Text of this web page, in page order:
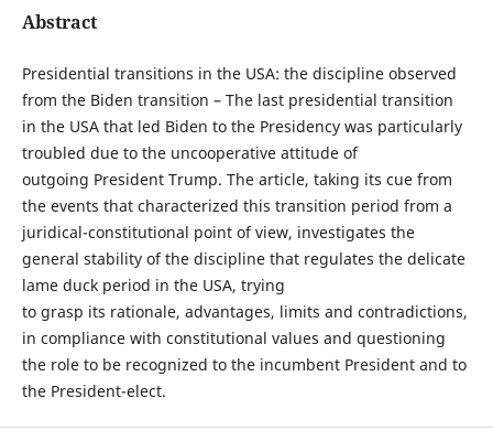
Abstract
Presidential transitions in the USA: the discipline observed
from the Biden transition – The last presidential transition
in the USA that led Biden to the Presidency was particularly
troubled due to the uncooperative attitude of
outgoing President Trump. The article, taking its cue from
the events that characterized this transition period from a
juridical-constitutional point of view, investigates the
general stability of the discipline that regulates the delicate
lame duck period in the USA, trying
to grasp its rationale, advantages, limits and contradictions,
in compliance with constitutional values and questioning
the role to be recognized to the incumbent President and to
the President-elect.